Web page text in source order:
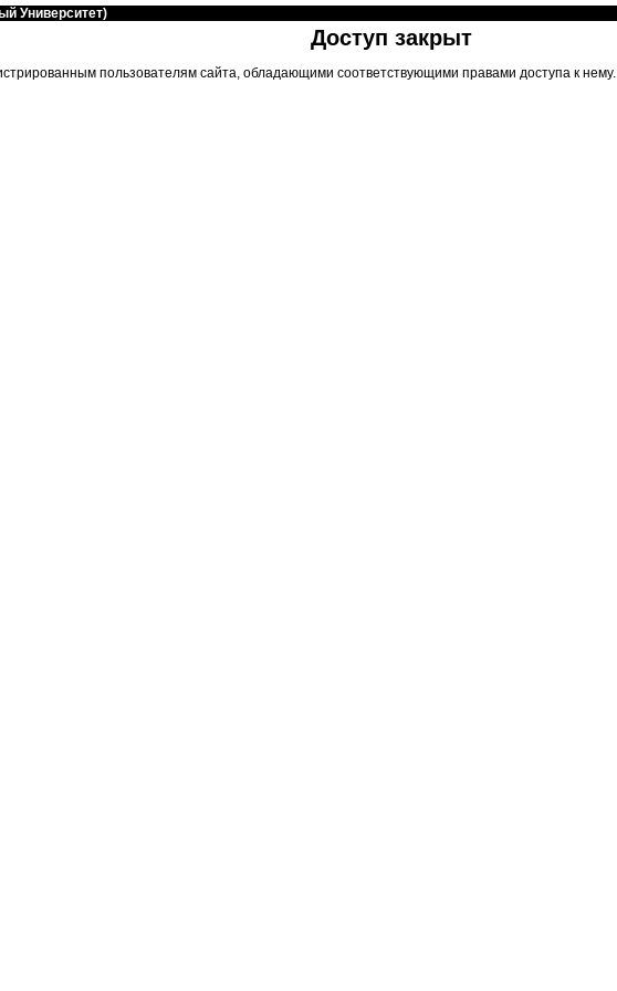
Университет)
Доступ закрыт
пользователям сайта, обладающими соответствующими правами доступа к нему.